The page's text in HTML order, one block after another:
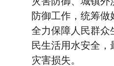
防御工作，统筹做
全力保障人民群众
民生活用水安全
灾害损失。